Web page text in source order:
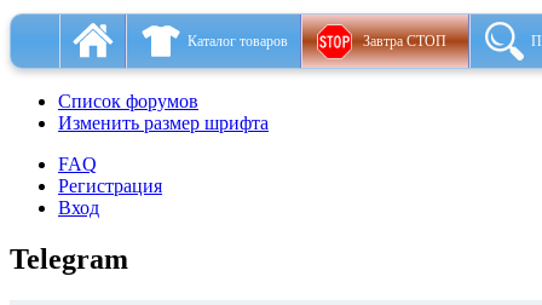
Каталог товаров Завтра СТОП
Список форумов
Изменить размер шрифта
FAQ
Регистрация
Вход
Telegram